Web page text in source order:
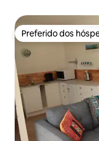
Preferido dos
Preferido dos